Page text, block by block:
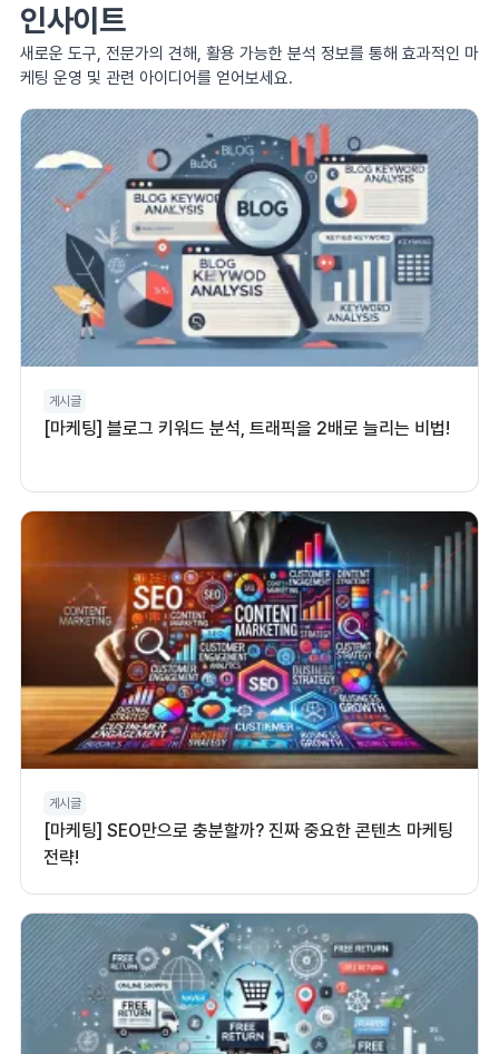
인사이트
새로운 도구, 전문가의 견해, 활용 가능한 분석 정보를 통해 효과적인 마
케팅 운영 및 관련 아이디어를 얻어보세요.
게시글
[마케팅] 블로그 키워드 분석, 트래픽을 2배로 늘리는 비법!
게시글
[마케팅] SEO만으로 충분할까? 진짜 중요한 콘텐츠 마케팅
전략!